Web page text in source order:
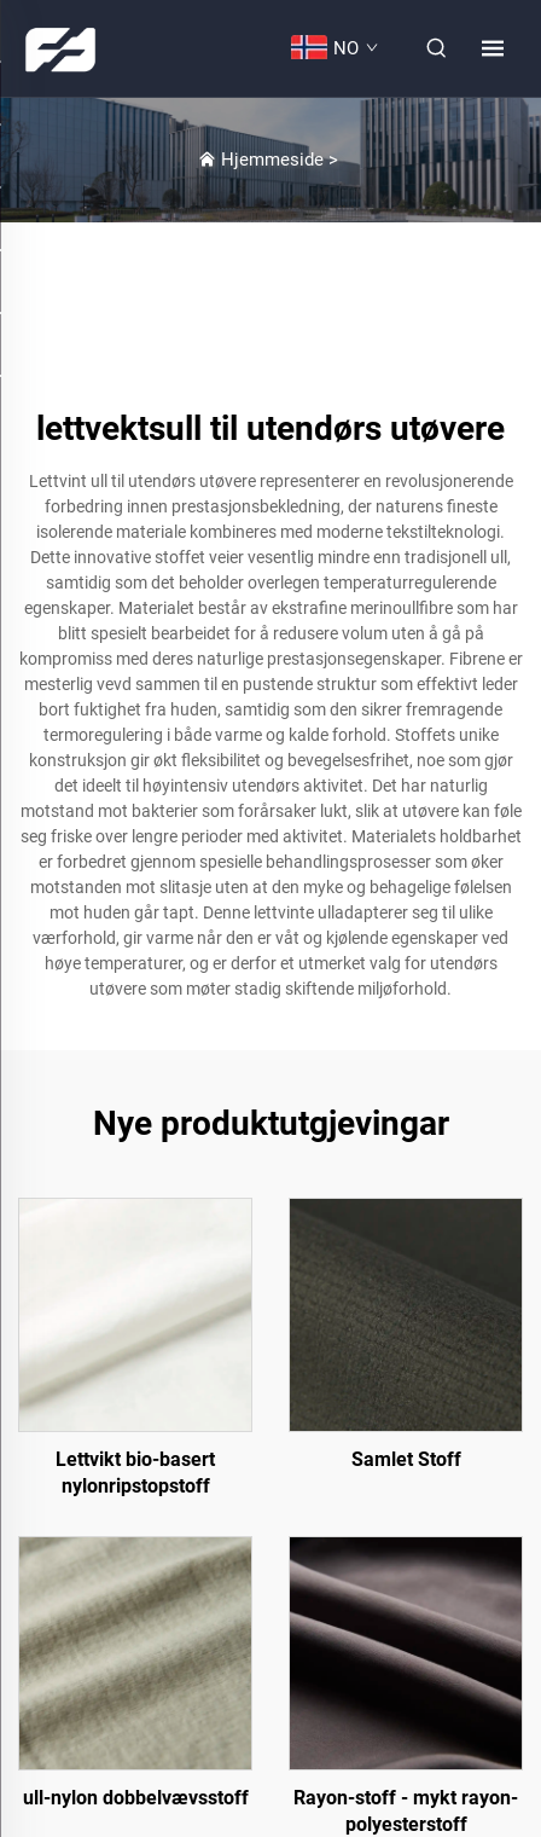
NO
Hjemmeside>
lettvektsull til utendørs utøvere
Lettvint ull til utendørs utøvere representerer en revolusjonerende
forbedring innen prestasjonsbekledning, der naturens fineste
isolerende materiale kombineres med moderne tekstilteknologi.
Dette innovative stoffet veier vesentlig mindre enn tradisjonell ull,
samtidig som det beholder overlegen temperaturregulerende
egenskaper. Materialet består av ekstrafine merinoullfibre som har
blitt spesielt bearbeidet for å redusere volum uten å gå på
kompromiss med deres naturlige prestasjonsegenskaper. Fibrene er
mesterlig vevd sammen til en pustende struktur som effektivt leder
bort fuktighet fra huden, samtidig som den sikrer fremragende
termoregulering i både varme og kalde forhold. Stoffets unike
konstruksjon gir økt fleksibilitet og bevegelsesfrihet, noe som gjør
det ideelt til høyintensiv utendørs aktivitet. Det har naturlig
motstand mot bakterier som forårsaker lukt, slik at utøvere kan føle
seg friske over lengre perioder med aktivitet. Materialets holdbarhet
er forbedret gjennom spesielle behandlingsprosesser som øker
motstanden mot slitasje uten at den myke og behagelige følelsen
mot huden går tapt. Denne lettvinte ulladapterer seg til ulike
værforhold, gir varme når den er våt og kjølende egenskaper ved
høye temperaturer, og er derfor et utmerket valg for utendørs
utøvere som møter stadig skiftende miljøforhold.
Nye produktutgjevingar
Lettvikt bio-basert
nylonripstopstoff
Samlet Stoff
ull-nylon dobbelvævsstoff
Rayon-stoff - mykt rayon-
polyesterstoff